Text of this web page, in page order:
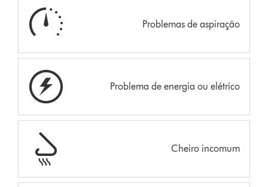
Problemas de aspiração
Problema de energia ou elétrico
Cheiro incomum